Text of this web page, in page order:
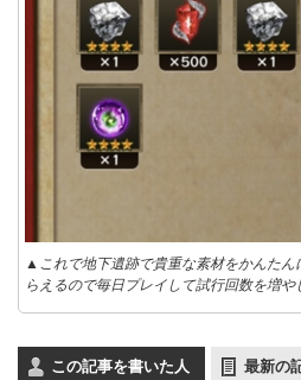
▲これで地下遺跡で貴重な素材をかんた
らえるので毎日プレイして試行回数を増や
この記事を書いた人 最新の